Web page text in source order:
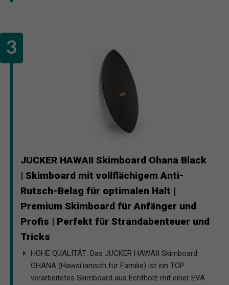
JUCKER HAWAII Skimboard Ohana Black
| Skimboard mit vollflächigem Anti-
Rutsch-Belag für optimalen Halt |
Premium Skimboard für Anfänger und
Profis | Perfekt für Strandabenteuer und
Tricks
HOHE QUALITÄT: Das JUCKER HAWAII Skimboard
OHANA (Hawai'ianisch für Familie) ist ein TOP
verarbeitetes Skimboard aus Echtholz mit einer EVA